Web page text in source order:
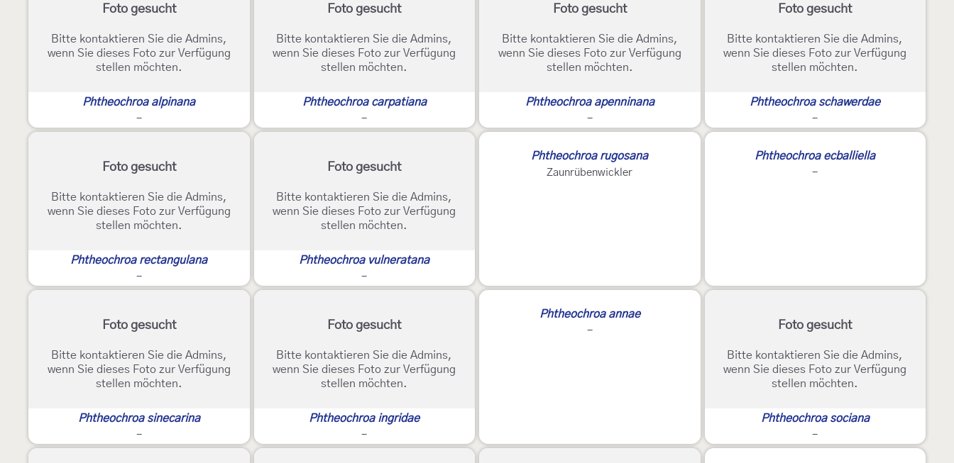
Foto gesucht
Bitte kontaktieren Sie die Admins,
wenn Sie dieses Foto zur Verfügung
stellen möchten.
Phtheochroa alpinana
-
Foto gesucht
Bitte kontaktieren Sie die Admins,
wenn Sie dieses Foto zur Verfügung
stellen möchten.
Phtheochroa carpatiana
-
Foto gesucht
Bitte kontaktieren Sie die Admins,
wenn Sie dieses Foto zur Verfügung
stellen möchten.
Phtheochroa apenninana
-
Foto gesucht
Bitte kontaktieren Sie die Admins,
wenn Sie dieses Foto zur Verfügung
stellen möchten.
Phtheochroa schawerdae
-
Foto gesucht
Bitte kontaktieren Sie die Admins,
wenn Sie dieses Foto zur Verfügung
stellen möchten.
Phtheochroa rectangulana
-
Foto gesucht
Bitte kontaktieren Sie die Admins,
wenn Sie dieses Foto zur Verfügung
stellen möchten.
Phtheochroa vulneratana
-
Phtheochroa rugosana
Zaunrübenwickler
Phtheochroa ecballiella
-
Foto gesucht
Bitte kontaktieren Sie die Admins,
wenn Sie dieses Foto zur Verfügung
stellen möchten.
Phtheochroa sinecarina
-
Foto gesucht
Bitte kontaktieren Sie die Admins,
wenn Sie dieses Foto zur Verfügung
stellen möchten.
Phtheochroa ingridae
-
Phtheochroa annae
- Foto gesucht
Bitte kontaktieren Sie die Admins,
wenn Sie dieses Foto zur Verfügung
stellen möchten.
Phtheochroa sociana
-